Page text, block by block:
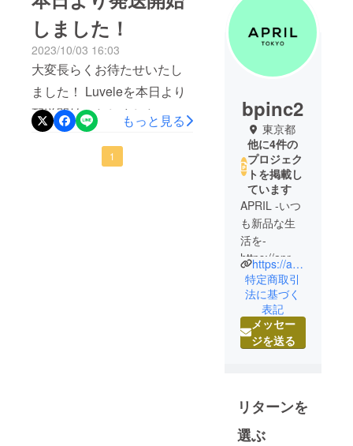
しました！
2023/10/03 16:03
大変長らくお待たせいたし
ました！ Luveleを本日より
配送開始いたしました！ 食
品衛生法の検査などを2回と
るなどバタバタの対応があ
もっと見る
1
bpinc2
東京都
他に4件の
プロジェク
トを掲載し
ています
APRIL -いつ
も新品な生
活を-
https://apr.to
kyo/
日本では珍
しい製品を
中心に、気
製品を紹介
します。
https://apr.tokyo/
特定商取引
法に基づく
表記
メッセー
ジを送る
リターンを
選ぶ